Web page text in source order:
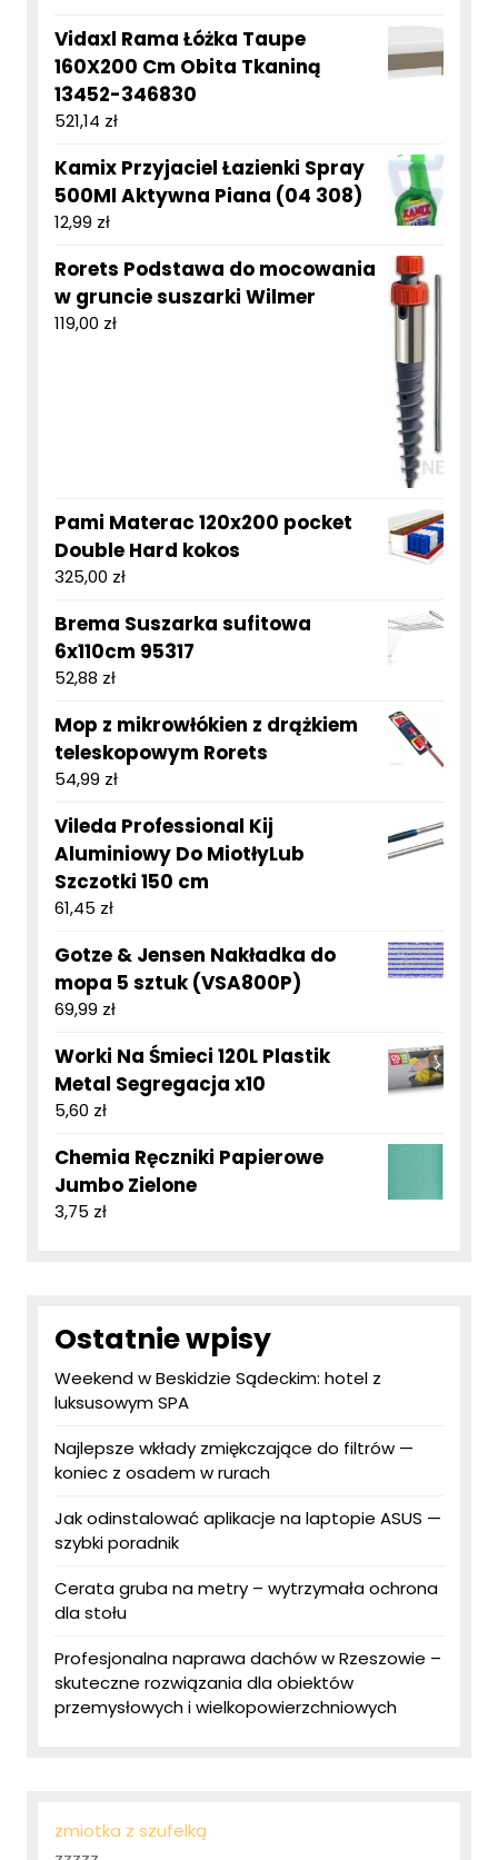
Vidaxl Rama Łóżka Taupe
160X200 Cm Obita Tkaniną
13452-346830
521,14 zł
Kamix Przyjaciel Łazienki Spray
500Ml Aktywna Piana (04 308)
12,99 zł
Rorets Podstawa do mocowania
w gruncie suszarki Wilmer
119,00 zł
Pami Materac 120x200 pocket
Double Hard kokos
325,00 zł
Brema Suszarka sufitowa
6x110cm 95317
52,88 zł
Mop z mikrowłókien z drążkiem
teleskopowym Rorets
54,99 zł
Vileda Professional Kij
Aluminiowy Do MiotłyLub
Szczotki 150 cm
61,45 zł
Gotze & Jensen Nakładka do
mopa 5 sztuk (VSA800P)
69,99 zł
Worki Na Śmieci 120L Plastik
Metal Segregacja x10
5,60 zł
Chemia Ręczniki Papierowe
Jumbo Zielone
3,75 zł
Ostatnie wpisy
Weekend w Beskidzie Sądeckim: hotel z
luksusowym SPA
Najlepsze wkłady zmiękczające do filtrów —
koniec z osadem w rurach
Jak odinstalować aplikacje na laptopie ASUS —
szybki poradnik
Cerata gruba na metry – wytrzymała ochrona
dla stołu
Profesjonalna naprawa dachów w Rzeszowie –
skuteczne rozwiązania dla obiektów
przemysłowych i wielkopowierzchniowych
zmiotka z szufelką